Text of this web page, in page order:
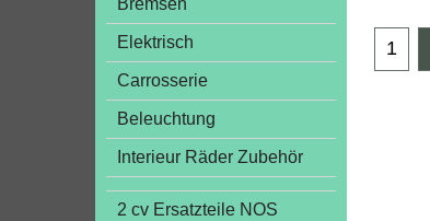
Bremsen
Elektrisch
Carrosserie
Beleuchtung
Interieur Räder Zubehör
2 cv Ersatzteile NOS